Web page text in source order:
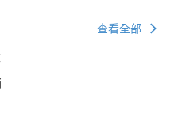
查看全部